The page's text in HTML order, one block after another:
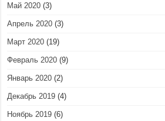
Май 2020 (3)
Апрель 2020 (3)
Март 2020 (19)
Февраль 2020 (9)
Январь 2020 (2)
Декабрь 2019 (4)
Ноябрь 2019 (6)